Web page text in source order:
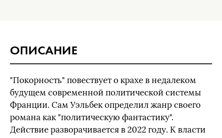
ОПИСАНИЕ
"Покорность" повествует о крахе в недалеком
будущем современной политической системы
Франции. Сам Уэльбек определил жанр своего
романа как "политическую фантастику".
Действие разворачивается в 2022 году. К власти